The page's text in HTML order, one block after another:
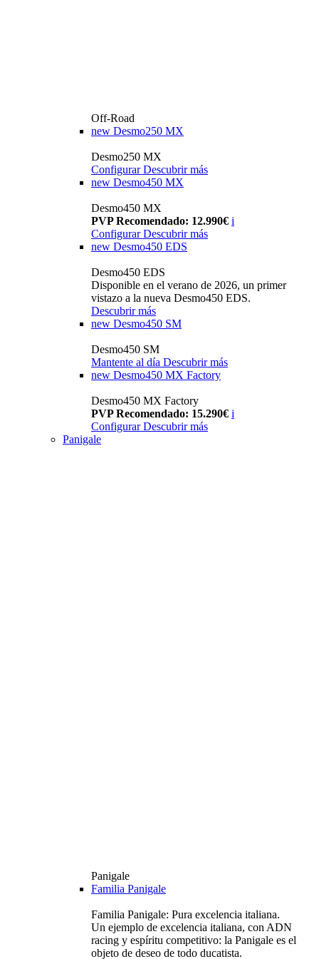
Off-Road
new Desmo250 MX
Desmo250 MX
Configurar Descubrir más
new Desmo450 MX
Desmo450 MX
PVP Recomendado: 12.990€ i
Configurar Descubrir más
new Desmo450 EDS
Desmo450 EDS
Disponible en el verano de 2026, un primer
vistazo a la nueva Desmo450 EDS.
Descubrir más
new Desmo450 SM
Desmo450 SM
Mantente al día Descubrir más
new Desmo450 MX Factory
Desmo450 MX Factory
PVP Recomendado: 15.290€ i
Configurar Descubrir más
Panigale
Panigale
Familia Panigale
Familia Panigale: Pura excelencia italiana.
Un ejemplo de excelencia italiana, con ADN
racing y espíritu competitivo: la Panigale es el
objeto de deseo de todo ducatista.